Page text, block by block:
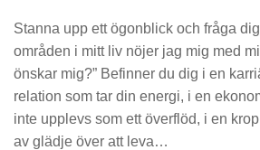
Stanna upp ett ögonblick och fråga
områden i mitt liv nöjer jag mig med
önskar mig?” Befinner du dig i en
relation som tar din energi, i en
inte upplevs som ett överflöd, i en
av glädje över att leva…